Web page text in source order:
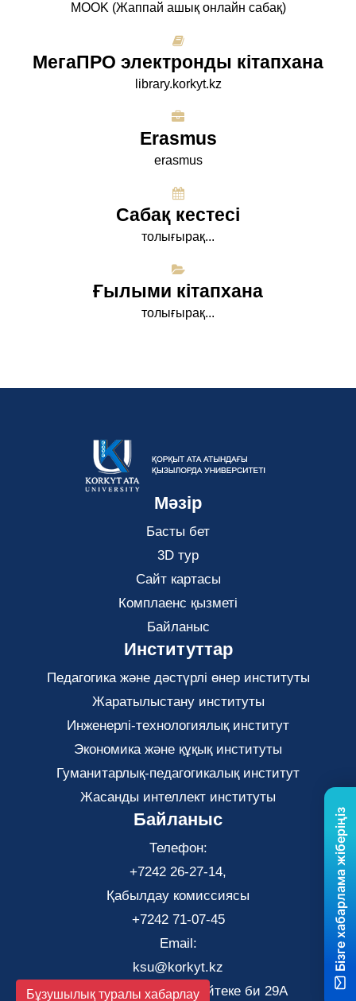
МООK (Жаппай ашық онлайн сабақ)
МегаПРО электронды кітапхана
library.korkyt.kz
Erasmus
erasmus
Сабақ кестесі
толығырақ...
Ғылыми кітапхана
толығырақ...
Мәзір
Басты бет
3D тур
Сайт картасы
Комплаенс қызметі
Байланыс
Институттар
Педагогика және дәстүрлі өнер институты
Жаратылыстану институты
Инженерлі-технологиялық институт
Экономика және құқық институты
Гуманитарлық-педагогикалық институт
Жасанды интеллект институты
Байланыс
Телефон:
+7242 26-27-14,
Қабылдау комиссиясы
+7242 71-07-45
Email:
ksu@korkyt.kz
Қызылорда қаласы, Әйтеке би 29А
Бұзушылық туралы хабарлау
Бізге хабарлама жіберіңіз